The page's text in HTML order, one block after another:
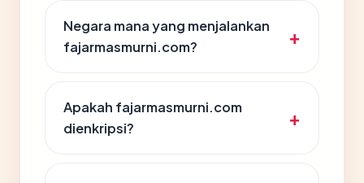
Negara mana yang menjalankan
fajarmasmurni.com?
Apakah fajarmasmurni.com
dienkripsi?